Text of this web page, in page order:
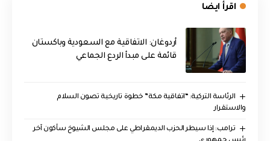
اقرأ ايضا
أردوغان: الاتفاقية مع السعودية وباكستان
قائمة على مبدأ الردع الجماعي
الرئاسة التركية: “اتفاقية مكة” خطوة تاريخية تصون السلام
والاستقرار
ترامب: إذا سيطر الحزب الديمقراطي على مجلس الشيوخ سأكون آخر